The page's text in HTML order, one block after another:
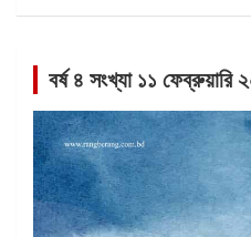
বর্ষ ৪ সংখ্যা ১১ ফেব্রুয়ারি